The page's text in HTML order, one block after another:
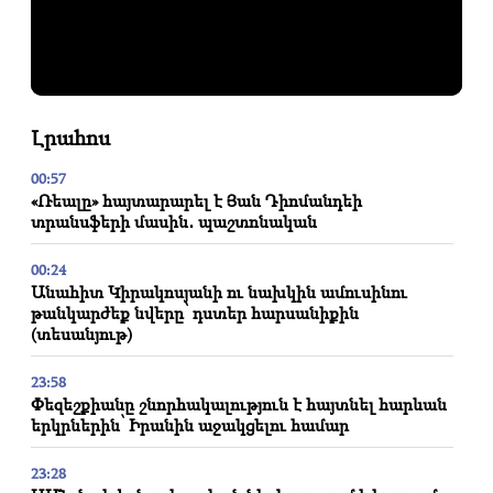
Լրահոս
00:57
«Ռեալը» հայտարարել է Յան Դիոմանդեի
տրանսֆերի մասին․ պաշտոնական
00:24
Անահիտ Կիրակոսյանի ու նախկին ամուսինու
թանկարժեք նվերը՝ դստեր հարսանիքին
(տեսանյութ)
23:58
Փեզեշքիանը շնորհակալություն է հայտնել հարևան
երկրներին՝ Իրանին աջակցելու համար
23:28